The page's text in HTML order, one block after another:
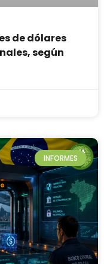
de dólares
según
INFORMES